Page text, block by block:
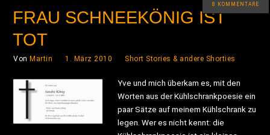
8 KOMMENTARE
FRAU SCHNEEKÖNIG IST
TOT
Von Martin 1. März 2010 Short Stories & andere Shorties
Yve und mich überkam es, mit den
Worten aus der Kühlschrankpoesie ein
paar Sätze auf meinem Kühlschrank zu
legen. Wer es nicht kennt: die